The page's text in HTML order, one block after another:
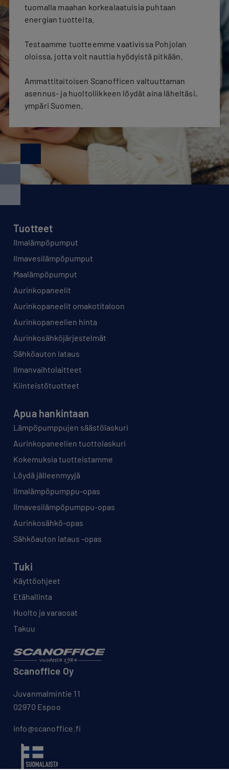
tuomalla maahan korkealaatuisia puhtaan
energian tuotteita.
Testaamme tuotteemme vaativissa Pohjolan
oloissa, jotta voit nauttia hyödyistä pitkään.
Ammattitaitoisen Scanofficen valtuuttaman
asennus- ja huoltoliikkeen löydät aina läheltäsi,
ympäri Suomen.
Tuotteet
Ilmalämpöpumput
Ilmavesilämpöpumput
Maalämpöpumput
Aurinkopaneelit
Aurinkopaneelit omakotitaloon
Aurinkopaneelien hinta
Aurinkosähköjärjestelmät
Sähköauton lataus
Ilmanvaihtolaitteet
Kiinteistötuotteet
Apua hankintaan
Lämpöpumppujen säästölaskuri
Aurinkopaneelien tuottolaskuri
Kokemuksia tuotteistamme
Löydä jälleenmyyjä
Ilmalämpöpumppu-opas
Ilmavesilämpöpumppu-opas
Aurinkosähkö-opas
Sähköauton lataus -opas
Tuki
Käyttöohjeet
Etähallinta
Huolto ja varaosat
Takuu
Scanoffice Oy
Juvanmalmintie 11
02970 Espoo
info@scanoffice.fi